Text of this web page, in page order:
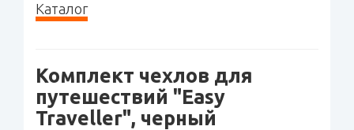
Каталог
Комплект чехлов для
путешествий "Easy
Traveller", черный